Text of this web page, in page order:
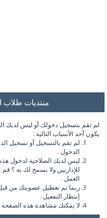
منتديات طلاب
لم تقم بتسجيل دخولك أو ليس لديك
يكون أحد الأسباب التالية :
لم تقم بالتسجيل أو تسجيل
الدخول .
ليس لديك الصلاحية لدخول
للإداريين ولا يسمح لك به ؟ قم
العمل .
ربما تم تعطيل عضويتك من قبل
إنتظار التفعيل .
لا يمكنك مشاهدة هذه الصفحة